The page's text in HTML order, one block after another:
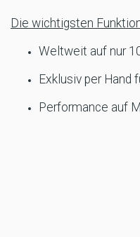
Die wichtigsten
Weltweit auf nur
Exklusiv per Hand
Performance auf